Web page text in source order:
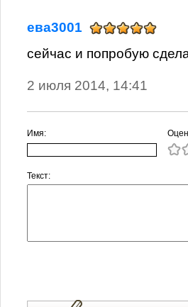
ева3001
сейчас и попробую
2 июля 2014, 14:41
Имя:
Текст: